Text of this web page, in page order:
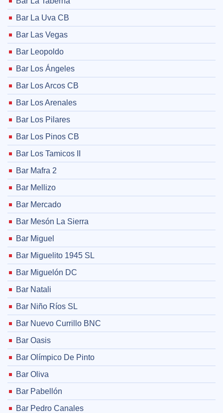
Bar La Uva CB
Bar Las Vegas
Bar Leopoldo
Bar Los Ángeles
Bar Los Arcos CB
Bar Los Arenales
Bar Los Pilares
Bar Los Pinos CB
Bar Los Tamicos II
Bar Mafra 2
Bar Mellizo
Bar Mercado
Bar Mesón La Sierra
Bar Miguel
Bar Miguelito 1945 SL
Bar Miguelón DC
Bar Natali
Bar Niño Ríos SL
Bar Nuevo Currillo BNC
Bar Oasis
Bar Olímpico De Pinto
Bar Oliva
Bar Pabellón
Bar Pedro Canales